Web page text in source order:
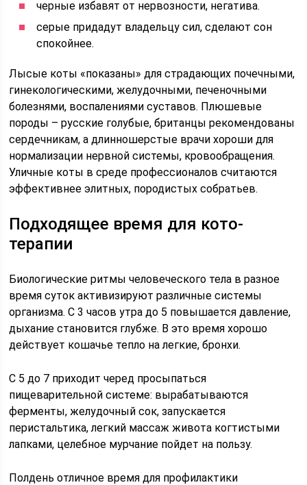
черные избавят от нервозности, негатива.
серые придадут владельцу сил, сделают сон
спокойнее.
Лысые коты «показаны» для страдающих почечными,
гинекологическими, желудочными, печеночными
болезнями, воспалениями суставов. Плюшевые
породы – русские голубые, британцы рекомендованы
сердечникам, а длинношерстые врачи хороши для
нормализации нервной системы, кровообращения.
Уличные коты в среде профессионалов считаются
эффективнее элитных, породистых собратьев.
Подходящее время для кото-
терапии
Биологические ритмы человеческого тела в разное
время суток активизируют различные системы
организма. С 3 часов утра до 5 повышается давление,
дыхание становится глубже. В это время хорошо
действует кошачье тепло на легкие, бронхи.
С 5 до 7 приходит черед просыпаться
пищеварительной системе: вырабатываются
ферменты, желудочный сок, запускается
перистальтика, легкий массаж живота когтистыми
лапками, целебное мурчание пойдет на пользу.
Полдень отличное время для профилактики